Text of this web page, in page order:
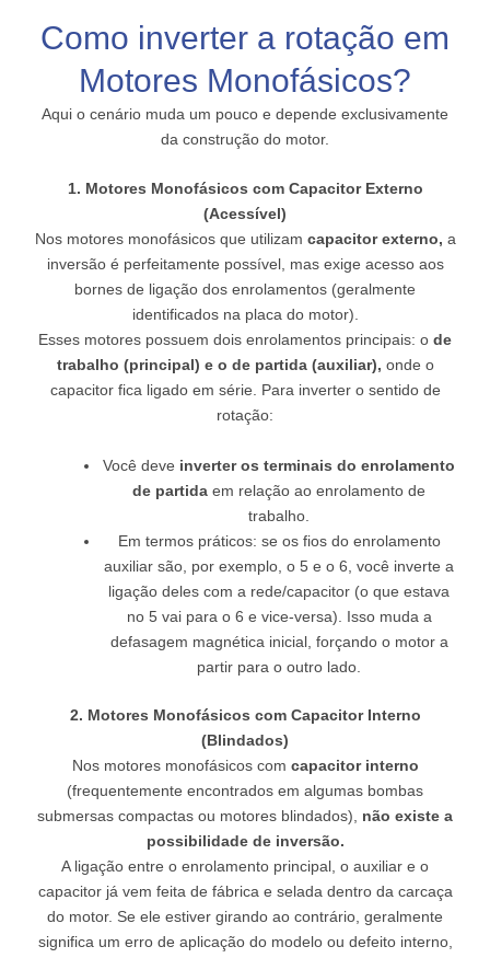
Como inverter a rotação em
Motores Monofásicos?
Aqui o cenário muda um pouco e depende exclusivamente
da construção do motor.
1. Motores Monofásicos com Capacitor Externo
(Acessível)
Nos motores monofásicos que utilizam capacitor externo, a
inversão é perfeitamente possível, mas exige acesso aos
bornes de ligação dos enrolamentos (geralmente
identificados na placa do motor).
Esses motores possuem dois enrolamentos principais: o de
trabalho (principal) e o de partida (auxiliar), onde o
capacitor fica ligado em série. Para inverter o sentido de
rotação:
Você deve inverter os terminais do enrolamento
de partida em relação ao enrolamento de
trabalho.
Em termos práticos: se os fios do enrolamento
auxiliar são, por exemplo, o 5 e o 6, você inverte a
ligação deles com a rede/capacitor (o que estava
no 5 vai para o 6 e vice-versa). Isso muda a
defasagem magnética inicial, forçando o motor a
partir para o outro lado.
2. Motores Monofásicos com Capacitor Interno
(Blindados)
Nos motores monofásicos com capacitor interno
(frequentemente encontrados em algumas bombas
submersas compactas ou motores blindados), não existe a
possibilidade de inversão.
A ligação entre o enrolamento principal, o auxiliar e o
capacitor já vem feita de fábrica e selada dentro da carcaça
do motor. Se ele estiver girando ao contrário, geralmente
significa um erro de aplicação do modelo ou defeito interno,